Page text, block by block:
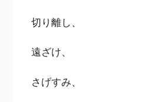
切り離し、
遠ざけ、
さげすみ、